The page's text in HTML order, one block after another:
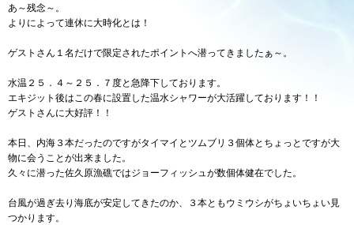
あ～残念～。
よりによって連休に大時化とは！
ゲストさん１名だけで限定されたポイントへ潜ってきましたぁ～。
水温２５．４～２５．７度と急降下しております。
エキジット後はこの春に設置した温水シャワーが大活躍しております！！
ゲストさんに大好評！！
本日、内海３本だったのですがタイマイとツムブリ３個体とちょっとですが大
物に会うことが出来ました。
久々に潜った佐久原漁礁ではジョーフィッシュが数個体健在でした。
台風が過ぎ去り海底が安定してきたのか、３本ともウミウシがちょいちょい見
つかります。